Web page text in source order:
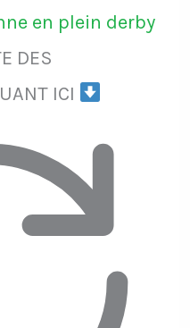
en plein derby
DES
ICI